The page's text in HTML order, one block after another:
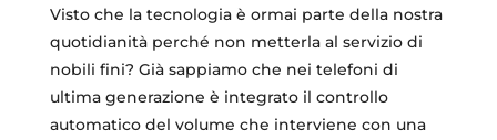
Visto che la tecnologia è ormai parte della nostra
quotidianità perché non metterla al servizio di
nobili fini? Già sappiamo che nei telefoni di
ultima generazione è integrato il controllo
automatico del volume che interviene con una